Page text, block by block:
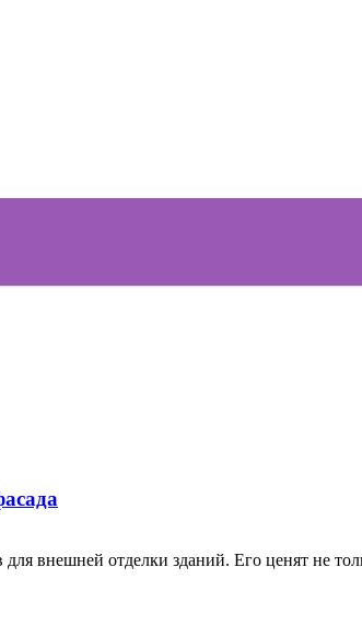
внешней отделки зданий. Его ценят не